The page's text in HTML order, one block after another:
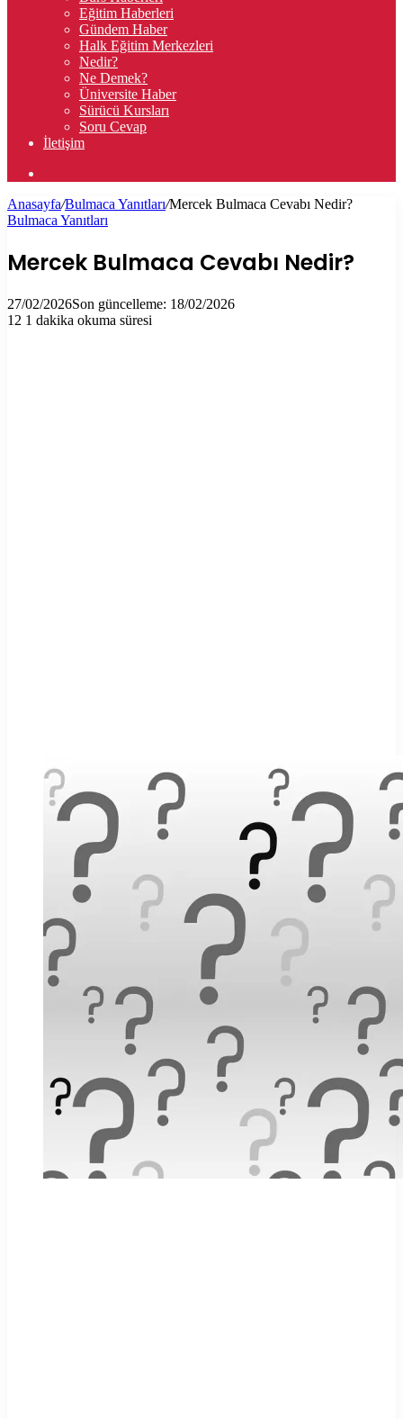
Eğitim Haberleri
Gündem Haber
Halk Eğitim Merkezleri
Nedir?
Ne Demek?
Üniversite Haber
Sürücü Kursları
Soru Cevap
İletişim
...
Anasayfa/Bulmaca Yanıtları/Mercek Bulmaca Cevabı Nedir?
Bulmaca Yanıtları
Mercek Bulmaca Cevabı Nedir?
27/02/2026Son güncelleme: 18/02/2026
12 1 dakika okuma süresi